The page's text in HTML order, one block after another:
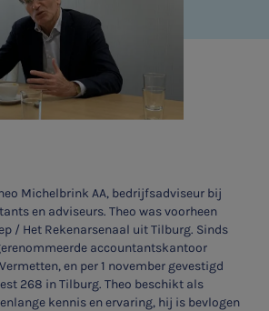
Michelbrink AA, bedrijfsadviseur bij
en adviseurs. Theo was voorheen
/ Het Rekenarsenaal uit Tilburg. Sinds
accountantskantoor
en per 1 november gevestigd
268 in Tilburg. Theo beschikt als
kennis en ervaring, hij is bevlogen